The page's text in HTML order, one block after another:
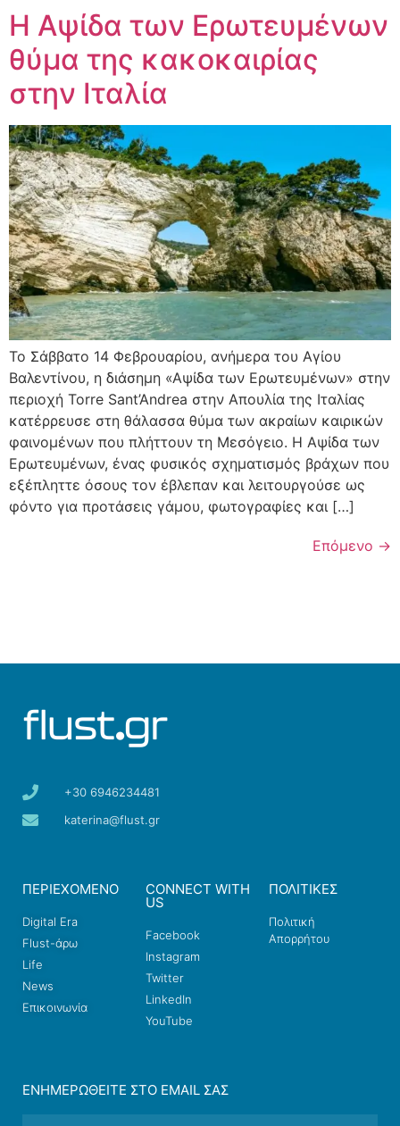
Η Αψίδα των Ερωτευμένων
θύμα της κακοκαιρίας
στην Ιταλία
Το Σάββατο 14 Φεβρουαρίου, ανήμερα του Αγίου
Βαλεντίνου, η διάσημη «Αψίδα των Ερωτευμένων» στην
περιοχή Torre Sant’Andrea στην Απουλία της Ιταλίας
κατέρρευσε στη θάλασσα θύμα των ακραίων καιρικών
φαινομένων που πλήττουν τη Μεσόγειο. Η Αψίδα των
Ερωτευμένων, ένας φυσικός σχηματισμός βράχων που
εξέπληττε όσους τον έβλεπαν και λειτουργούσε ως
φόντο για προτάσεις γάμου, φωτογραφίες και […]
Επόμενο →
+30 6946234481
katerina@flust.gr
ΠΕΡΙΕΧΟΜΕΝΟ
Digital Era
Flust-άρω
Life
News
Επικοινωνία
CONNECT WITH
US
Facebook
Instagram
Twitter
LinkedIn
YouTube
ΠΟΛΙΤΙΚΕΣ
Πολιτική
Απορρήτου
ΕΝΗΜΕΡΩΘΕΊΤΕ ΣΤΟ EMAIL ΣΑΣ